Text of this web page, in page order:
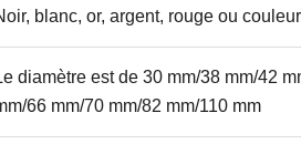
blanc, or, argent, rouge ou
diamètre est de 30 mm/38 mm/42
66 mm/70 mm/82 mm/110 mm